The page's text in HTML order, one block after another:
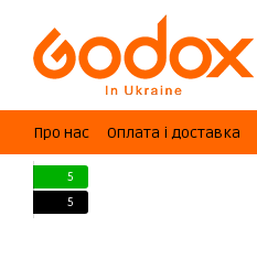
Перейти до основного контенту
Про нас Оплата і доставка
5
5